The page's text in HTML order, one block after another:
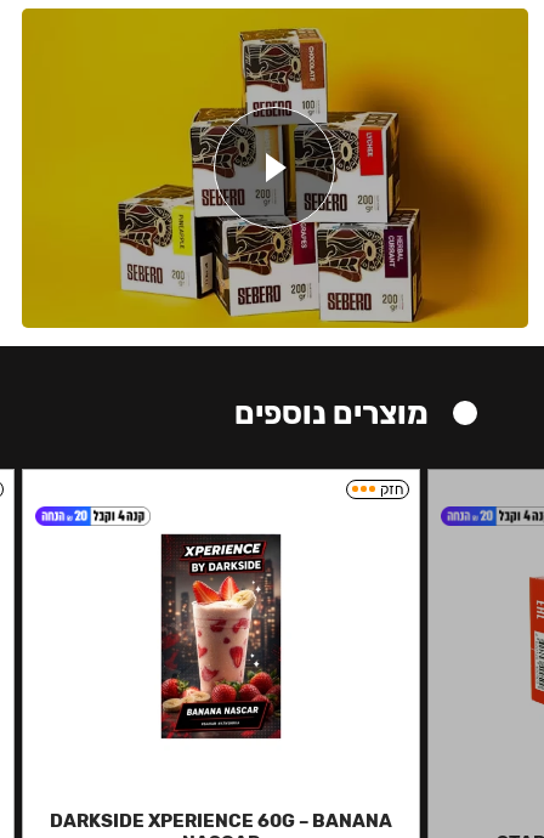
מוצרים נוספים
חזק
DARKSIDE XPERIENCE 60G – BANANA